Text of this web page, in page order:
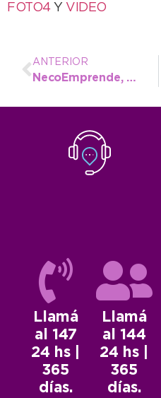
FOTO4Y VIDEO
ANTERIOR
NecoEmprende, día dos: los vecinos disfrutaron el paseo
Llamá
al 147
24 hs |
365
días.
Llamá
al 144
24 hs |
365
días.